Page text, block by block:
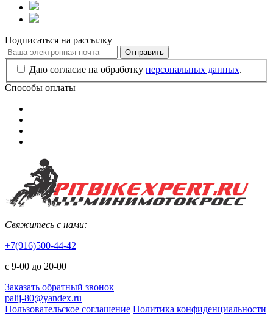
Подписаться на рассылку
Отправить
Даю согласие на обработку персональных данных.
Способы оплаты
Свяжитесь с нами:
+7(916)500-44-42
с 9-00 до 20-00
Заказать обратный звонок
palij-80@yandex.ru
Пользовательское соглашение Политика конфиденциальности